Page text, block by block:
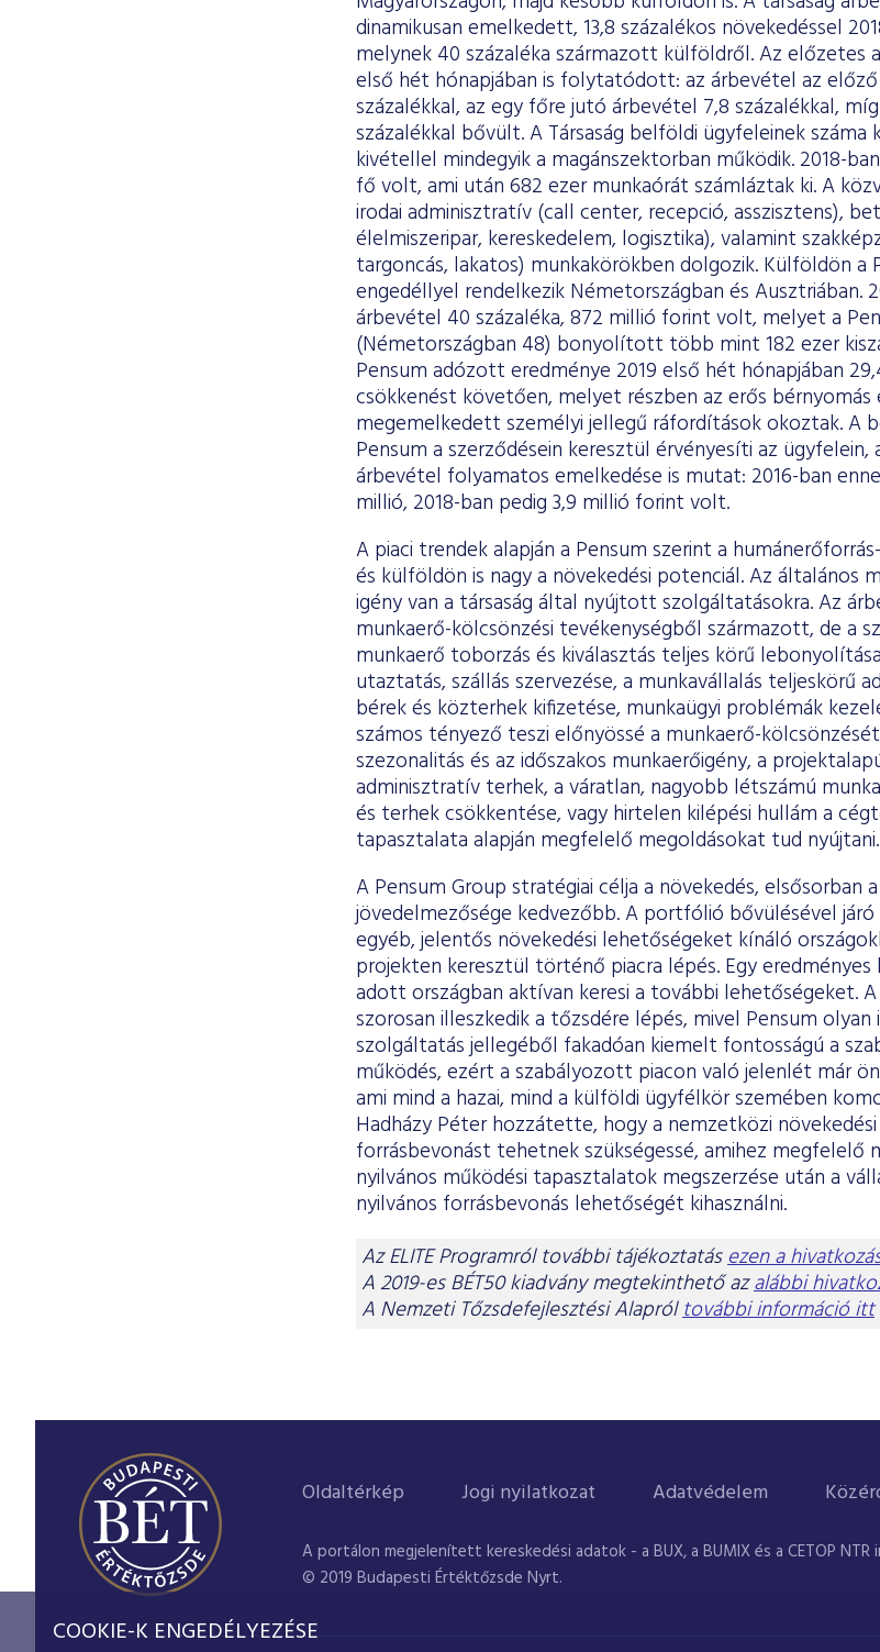
dinamikusan emelkedett, 13,8 százalékos növekedéssel
melynek 40 százaléka származott külföldről. Az előzetes
első hét hónapjában is folytatódott: az árbevétel az
százalékkal, az egy főre jutó árbevétel 7,8 százalékkal,
százalékkal bővült. A Társaság belföldi ügyfeleinek
kivétellel mindegyik a magánszektorban működik. 2018-
fő volt, ami után 682 ezer munkaórát számláztak ki. A
irodai adminisztratív (call center, recepció, asszisztens),
élelmiszeripar, kereskedelem, logisztika), valamint
targoncás, lakatos) munkakörökben dolgozik. Külföldön a
engedéllyel rendelkezik Németországban és Ausztriában.
árbevétel 40 százaléka, 872 millió forint volt, melyet a
(Németországban 48) bonyolított több mint 182 ezer
Pensum adózott eredménye 2019 első hét hónapjában
csökkenést követően, melyet részben az erős bérnyomás
megemelkedett személyi jellegű ráfordítások okoztak. A
Pensum a szerződésein keresztül érvényesíti az
árbevétel folyamatos emelkedése is mutat: 2016-ban
millió, 2018-ban pedig 3,9 millió forint volt.
A piaci trendek alapján a Pensum szerint a
és külföldön is nagy a növekedési potenciál. Az általános
igény van a társaság által nyújtott szolgáltatásokra. Az
munkaerő-kölcsönzési tevékenységből származott, de a
munkaerő toborzás és kiválasztás teljes körű
utaztatás, szállás szervezése, a munkavállalás teljeskörű
bérek és közterhek kifizetése, munkaügyi problémák
számos tényező teszi előnyössé a munkaerő-
szezonalitás és az időszakos munkaerőigény, a
adminisztratív terhek, a váratlan, nagyobb létszámú
és terhek csökkentése, vagy hirtelen kilépési hullám a
tapasztalata alapján megfelelő megoldásokat tud nyújtani.
A Pensum Group stratégiai célja a növekedés, elsősorban
jövedelmezősége kedvezőbb. A portfólió bővülésével
egyéb, jelentős növekedési lehetőségeket kínáló
projekten keresztül történő piacra lépés. Egy
adott országban aktívan keresi a további lehetőségeket.
szorosan illeszkedik a tőzsdére lépés, mivel Pensum olyan
szolgáltatás jellegéből fakadóan kiemelt fontosságú a
működés, ezért a szabályozott piacon való jelenlét már
ami mind a hazai, mind a külföldi ügyfélkör szemében
Hadházy Péter hozzátette, hogy a nemzetközi
forrásbevonást tehetnek szükségessé, amihez megfelelő
nyilvános működési tapasztalatok megszerzése után a
nyilvános forrásbevonás lehetőségét kihasználni.
Az ELITE Programról további tájékoztatásezen a
A 2019-es BÉT50 kiadvány megtekinthető azalábbi
A Nemzeti Tőzsdefejlesztési Alapróltovábbi információ itt
Oldaltérkép Jogi nyilatkozat Adatvédelem
A portálon megjelenített kereskedési adatok - a BUX, a BUMIX és a CETOP
© 2019 Budapesti Értéktőzsde Nyrt.
COOKIE-K ENGEDÉLYEZÉSE